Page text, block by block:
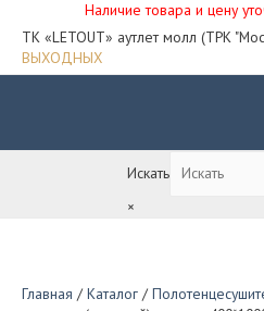
Наличие товара и цену
ТК «LETOUT» аутлет молл (ТРК
ВЫХОДНЫХ
Искать
×
Главная / Каталог /